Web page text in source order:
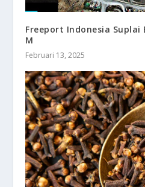
Freeport Indonesia Suplai
M
Februari 13, 2025